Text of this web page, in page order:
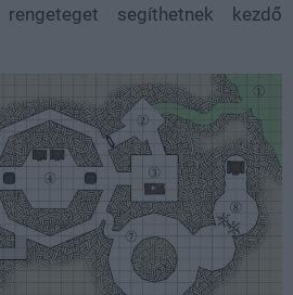
rengeteget segíthetnek kezdő